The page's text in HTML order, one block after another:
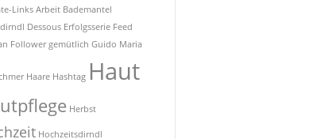
Links Arbeit Bademantel
Dessous Erfolgsserie Feed
Follower gemütlich Guido Maria
Haare Hashtag Haut
Herbst
Hochzeitsdirndl